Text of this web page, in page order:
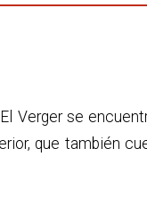
Verger se
que también